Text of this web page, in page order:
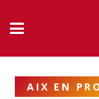
AIX EN